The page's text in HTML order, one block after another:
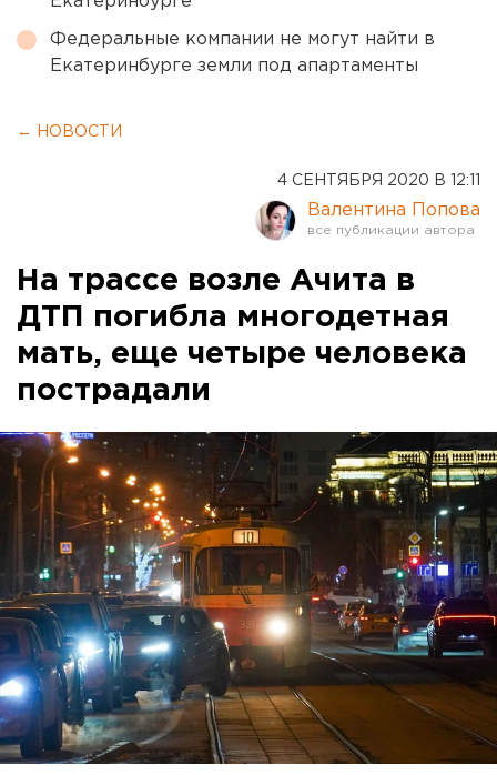
Федеральные компании не могут найти в
Екатеринбурге земли под апартаменты
← НОВОСТИ
4 СЕНТЯБРЯ 2020 В 12:11
Валентина Попова
На трассе возле Ачита в
ДТП погибла многодетная
мать, еще четыре человека
пострадали